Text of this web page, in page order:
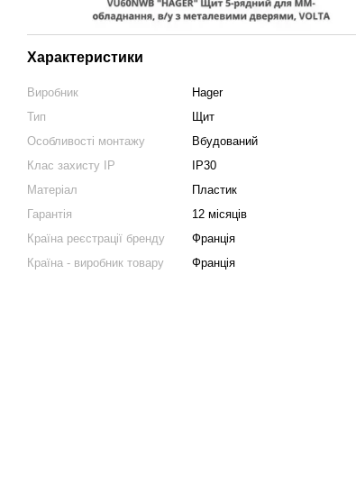
Характеристики
Виробник
Hager
Тип
Щит
Особливості монтажу
Вбудований
Клас захисту IP
IP30
Матеріал
Пластик
Гарантія
12 місяців
Країна реєстрації бренду
Франція
Країна - виробник товару
Франція